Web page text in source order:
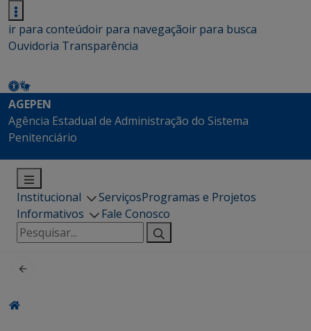
ir para conteúdoir para navegaçãoir para busca
Ouvidoria Transparência
AGEPEN
Agência Estadual de Administração do Sistema
Penitenciário
Institucional ServiçosProgramas e Projetos
Informativos
Fale Conosco
Pesquisar
por: